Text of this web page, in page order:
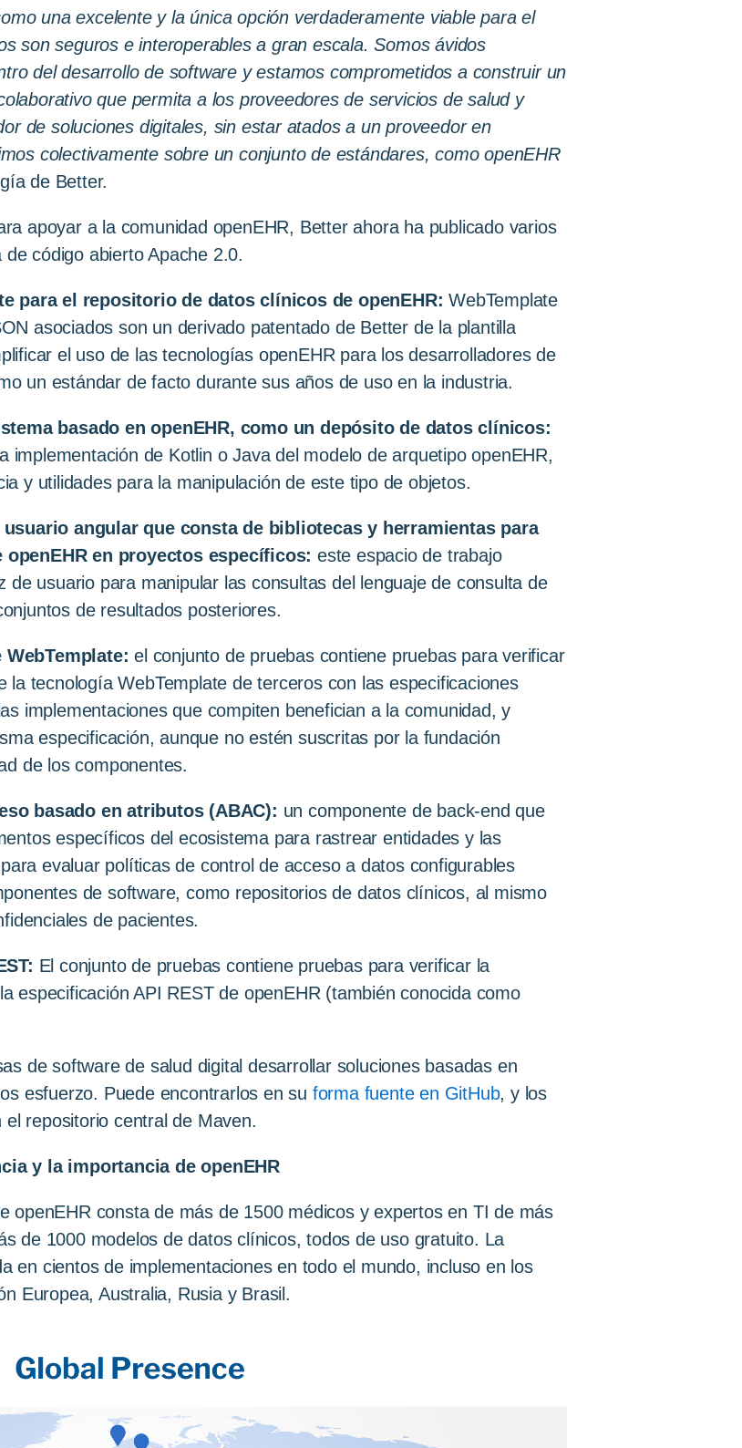
una excelente y la única opción verdaderamente viable para el
son seguros e interoperables a gran escala. Somos ávidos
del desarrollo de software y estamos comprometidos a construir un
que permita a los proveedores de servicios de salud y
de soluciones digitales, sin estar atados a un proveedor en
colectivamente sobre un conjunto de estándares, como openEHR
de Better.
apoyar a la comunidad openEHR, Better ahora ha publicado varios
código abierto Apache 2.0.
para el repositorio de datos clínicos de openEHR: WebTemplate
asociados son un derivado patentado de Better de la plantilla
el uso de las tecnologías openEHR para los desarrolladores de
un estándar de facto durante sus años de uso en la industria.
basado en openEHR, como un depósito de datos clínicos:
implementación de Kotlin o Java del modelo de arquetipo openEHR,
y utilidades para la manipulación de este tipo de objetos.
angular que consta de bibliotecas y herramientas para
en proyectos específicos: este espacio de trabajo
usuario para manipular las consultas del lenguaje de consulta de
de resultados posteriores.
WebTemplate:el conjunto de pruebas contiene pruebas para verificar
la tecnología WebTemplate de terceros con las especificaciones
implementaciones que compiten benefician a la comunidad, y
especificación, aunque no estén suscritas por la fundación
de los componentes.
basado en atributos (ABAC): un componente de back-end que
específicos del ecosistema para rastrear entidades y las
evaluar políticas de control de acceso a datos configurables
de software, como repositorios de datos clínicos, al mismo
de pacientes.
El conjunto de pruebas contiene pruebas para verificar la
especificación API REST de openEHR (también conocida como
de software de salud digital desarrollar soluciones basadas en
esfuerzo. Puede encontrarlos en su forma fuente en GitHub, y los
repositorio central de Maven.
y la importancia de openEHR
openEHR consta de más de 1500 médicos y expertos en TI de más
de 1000 modelos de datos clínicos, todos de uso gratuito. La
en cientos de implementaciones en todo el mundo, incluso en los
Europea, Australia, Rusia y Brasil.